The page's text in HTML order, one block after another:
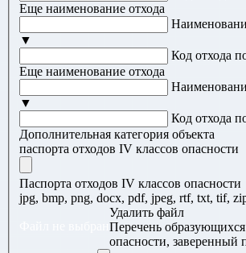
Еще наименование отхода
▼
Код отхода
Еще наименование отхода
▼
Код отхода
Дополнительная категория объекта
паспорта отходов IV классов опасности
Паспорта отходов IV классов опасности
jpg, bmp, png, docx, pdf, jpeg, rtf, txt, tif,
Удалить файл
Перечень
опасности, заверенный